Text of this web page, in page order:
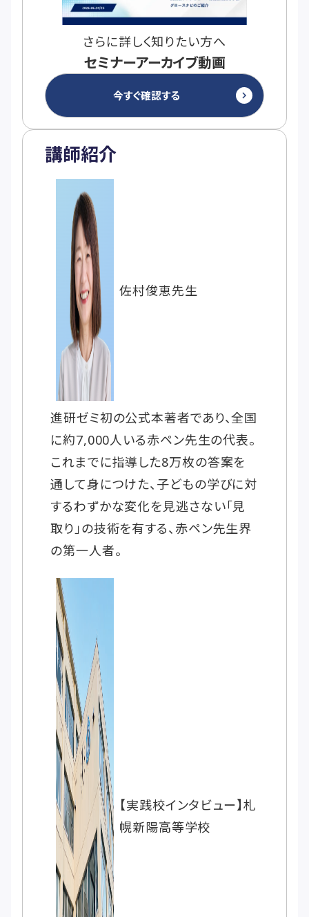
さらに詳しく知りたい方へ
セミナーアーカイブ動画
今すぐ確認する keyboard_arrow_right
講師紹介
佐村俊恵先生
進研ゼミ初の公式本著者であり、全国
に約7,000人いる赤ペン先生の代表。
これまでに指導した8万枚の答案を
通して身につけた、子どもの学びに対
するわずかな変化を見逃さない「見
取り」の技術を有する、赤ペン先生界
の第一人者。
【実践校インタビュー】札
幌新陽高等学校